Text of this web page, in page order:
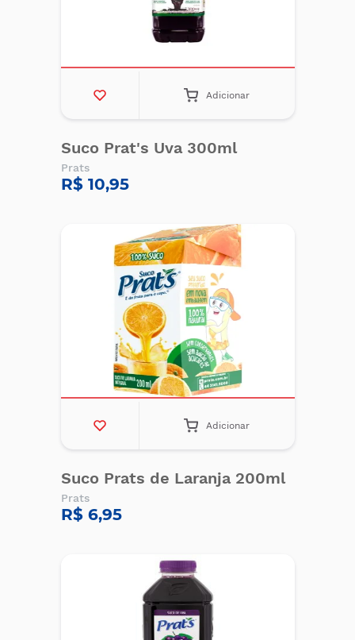
Adicionar
Suco Prat's Uva 300ml
Prats
R$ 10,95
Adicionar
Suco Prats de Laranja 200ml
Prats
R$ 6,95